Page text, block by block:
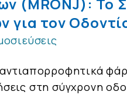
για τον
στη σύγχρονη